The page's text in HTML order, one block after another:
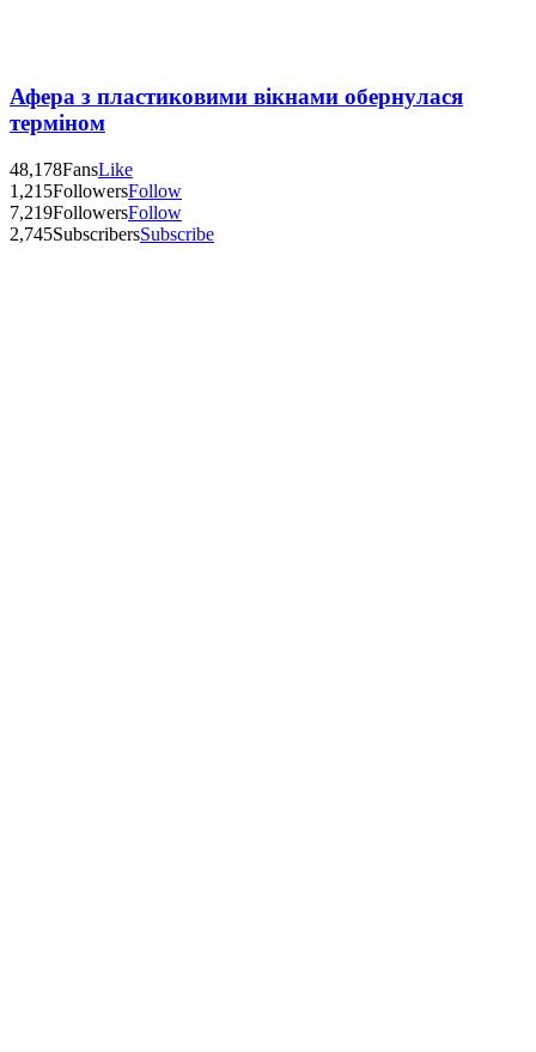
Афера з пластиковими вікнами обернулася
терміном
48,178FansLike
1,215FollowersFollow
7,219FollowersFollow
2,745SubscribersSubscribe